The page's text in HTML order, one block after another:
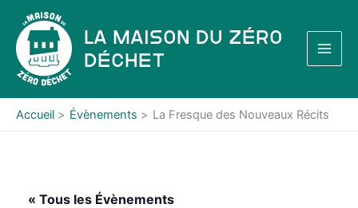
contenu
La Maison du Zéro
Déchet
Accueil Évènements La Fresque des Nouveaux Récits
« Tous les Évènements